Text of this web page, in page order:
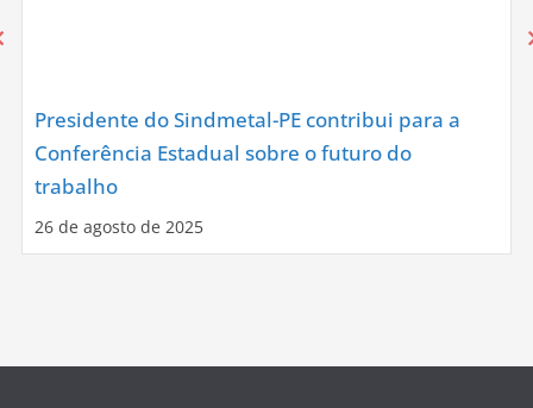
Presidente do Sindmetal-PE contribui para a
Conferência Estadual sobre o futuro do
trabalho
26 de agosto de 2025